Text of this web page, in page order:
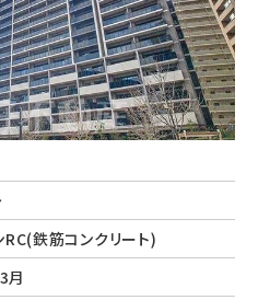
RC(鉄筋コンクリート)
月